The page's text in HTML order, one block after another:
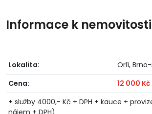
Informace k nemovitosti
Lokalita:
Orlí,
Cena:
12 000
+ služby 4000,- Kč + DPH + kauce +
nájem + DPH)